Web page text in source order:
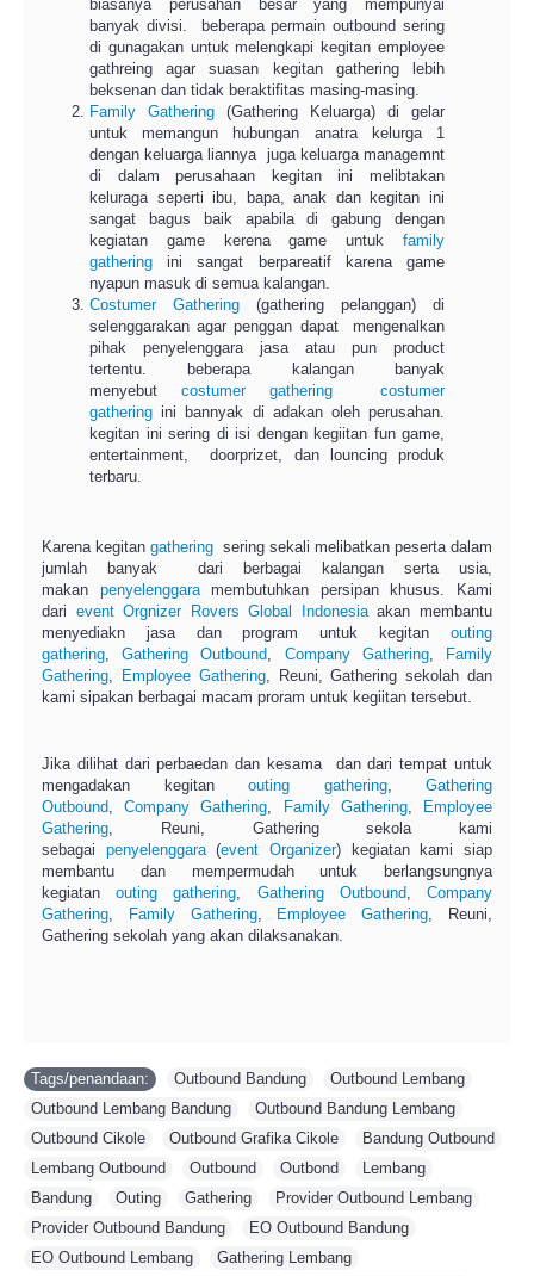
biasanya perusahan besar yang mempunyai
banyak divisi. beberapa permain outbound sering
di gunagakan untuk melengkapi kegitan employee
gathreing agar suasan kegitan gathering lebih
beksenan dan tidak beraktifitas masing-masing.
Family Gathering (Gathering Keluarga) di gelar
untuk memangun hubungan anatra kelurga 1
dengan keluarga liannya juga keluarga managemnt
di dalam perusahaan kegitan ini melibtakan
keluraga seperti ibu, bapa, anak dan kegitan ini
sangat bagus baik apabila di gabung dengan
kegiatan game kerena game untuk family
gathering ini sangat berpareatif karena game
nyapun masuk di semua kalangan.
Costumer Gathering (gathering pelanggan) di
selenggarakan agar penggan dapat mengenalkan
pihak penyelenggara jasa atau pun product
tertentu. beberapa kalangan banyak
menyebut costumer gathering
costumer
gathering ini bannyak di adakan oleh perusahan.
kegitan ini sering di isi dengan kegiitan fun game,
entertainment, doorprizet, dan louncing produk
terbaru.
Karena kegitan gathering sering sekali melibatkan peserta dalam
jumlah banyak dari berbagai kalangan serta usia,
makan penyelenggaramembutuhkan persipan khusus. Kami
dari event Orgnizer Rovers Global Indonesiaakan membantu
menyediakn jasa dan program untuk kegitan outing
gathering ,Gathering Outbound Company Gathering, Family
Gathering
Employee Gathering, Reuni, Gathering sekolah dan
kami sipakan berbagai macam proram untuk kegiitan tersebut.
Jika dilihat dari perbaedan dan kesama dan dari tempat untuk
mengadakan kegitan outing gathering, Gathering
Outbound ,Company Gathering Family Gathering, Employee
Gathering , Reuni, Gathering sekola kami
sebagai penyelenggara(event Organizer) kegiatan kami siap
membantu dan mempermudah untuk berlangsungnya
kegiatanouting gathering Gathering Outbound,Company
Gathering
Family Gathering, Employee Gathering , Reuni,
Gathering sekolah yang akan dilaksanakan.
Tags/penandaan: Outbound Bandung Outbound Lembang
Outbound Lembang Bandung
Outbound Bandung Lembang
Outbound Cikole
Outbound Grafika Cikole Bandung Outbound
Lembang Outbound
Outbound Outbond Lembang
Bandung
Outing Gathering Provider Outbound Lembang
Provider Outbound Bandung
EO Outbound Bandung
EO Outbound Lembang
Gathering Lembang